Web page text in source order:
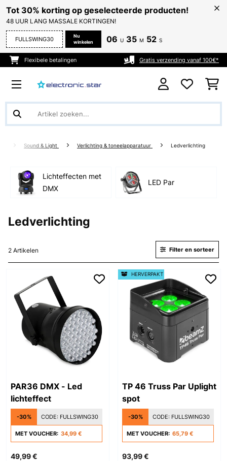
Tot 30% korting op geselecteerde producten!
48 UUR LANG MASSALE KORTINGEN!
FULLSWING30
Nu
winkelen
06 U 35 M 52 S
Flexibele betalingen Gratis verzending vanaf 100€*
Sound & Light Verlichting & toneelapparatuur Ledverlichting
Lichteffecten met
DMX
LED Par
Ledverlichting
2 Artikelen Filter en sorteer
PAR36 DMX - Led
lichteffect
-30% CODE: FULLSWING30
MET VOUCHER: 34,99 €
49,99 €
TP 46 Truss Par Uplight
spot
-30% CODE: FULLSWING30
MET VOUCHER: 65,79 €
93,99 €
HERVERPAKT